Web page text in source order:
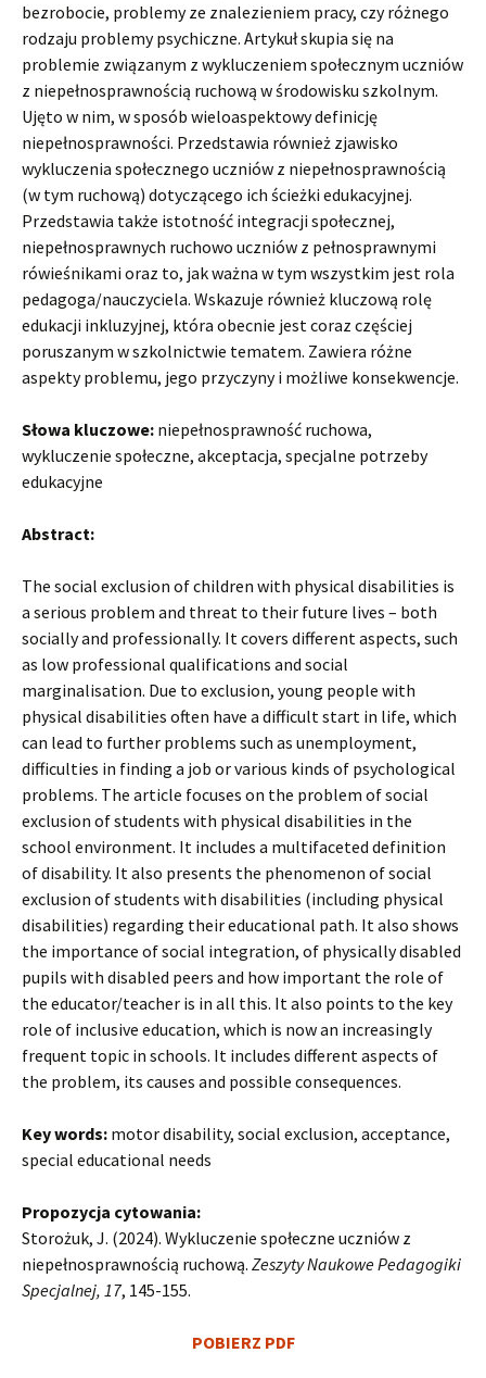
bezrobocie, problemy ze znalezieniem pracy, czy różnego
rodzaju problemy psychiczne. Artykuł skupia się na
problemie związanym z wykluczeniem społecznym uczniów
z niepełnosprawnością ruchową w środowisku szkolnym.
Ujęto w nim, w sposób wieloaspektowy definicję
niepełnosprawności. Przedstawia również zjawisko
wykluczenia społecznego uczniów z niepełnosprawnością
(w tym ruchową) dotyczącego ich ścieżki edukacyjnej.
Przedstawia także istotność integracji społecznej,
niepełnosprawnych ruchowo uczniów z pełnosprawnymi
rówieśnikami oraz to, jak ważna w tym wszystkim jest rola
pedagoga/nauczyciela. Wskazuje również kluczową rolę
edukacji inkluzyjnej, która obecnie jest coraz częściej
poruszanym w szkolnictwie tematem. Zawiera różne
aspekty problemu, jego przyczyny i możliwe konsekwencje.
Słowa kluczowe: niepełnosprawność ruchowa,
wykluczenie społeczne, akceptacja, specjalne potrzeby
edukacyjne
Abstract:
The social exclusion of children with physical disabilities is
a serious problem and threat to their future lives – both
socially and professionally. It covers different aspects, such
as low professional qualifications and social
marginalisation. Due to exclusion, young people with
physical disabilities often have a difficult start in life, which
can lead to further problems such as unemployment,
difficulties in finding a job or various kinds of psychological
problems. The article focuses on the problem of social
exclusion of students with physical disabilities in the
school environment. It includes a multifaceted definition
of disability. It also presents the phenomenon of social
exclusion of students with disabilities (including physical
disabilities) regarding their educational path. It also shows
the importance of social integration, of physically disabled
pupils with disabled peers and how important the role of
the educator/teacher is in all this. It also points to the key
role of inclusive education, which is now an increasingly
frequent topic in schools. It includes different aspects of
the problem, its causes and possible consequences.
Key words: motor disability, social exclusion, acceptance,
special educational needs
Propozycja cytowania:
Storożuk, J. (2024). Wykluczenie społeczne uczniów z
niepełnosprawnością ruchową. Zeszyty Naukowe Pedagogiki
Specjalnej, 17, 145-155.
POBIERZ PDF